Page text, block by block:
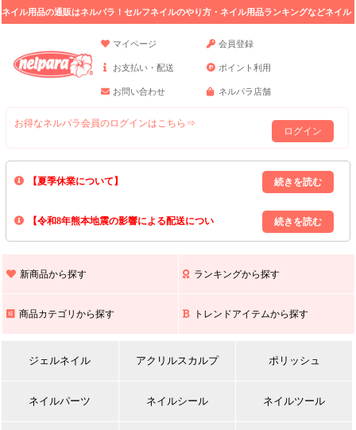
ネイル用品の通販はネルパラ！セルフネイルのやり方・ネイル用品ランキングなどネイル
マイページ
会員登録
お支払い・配送 ポイント利用
お問い合わせ ネルパラ店舗
お得なネルパラ会員のログインはこちら⇒
ログイン
【夏季休業について】
8/13(木)～8/16(日)の間｢出荷業務・お問い合わせ業務｣はお休みいたしま
上記期間中のご注文・お問い合わせは8/17(月)以降の対応となりますので
【令和8年熊本地震の影響による配送につい
また､ 九州全域でお荷物のお届けに遅延が生じております｡
新商品から探す ランキングから探す
商品カテゴリから探す トレンドアイテムから探す
ジェルネイル アクリルスカルプ ポリッシュ
ネイルパーツ ネイルシール ネイルツール